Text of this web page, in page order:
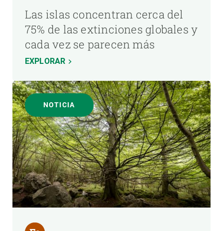
Las islas concentran cerca del
75% de las extinciones globales y
cada vez se parecen más
EXPLORAR
NOTICIA